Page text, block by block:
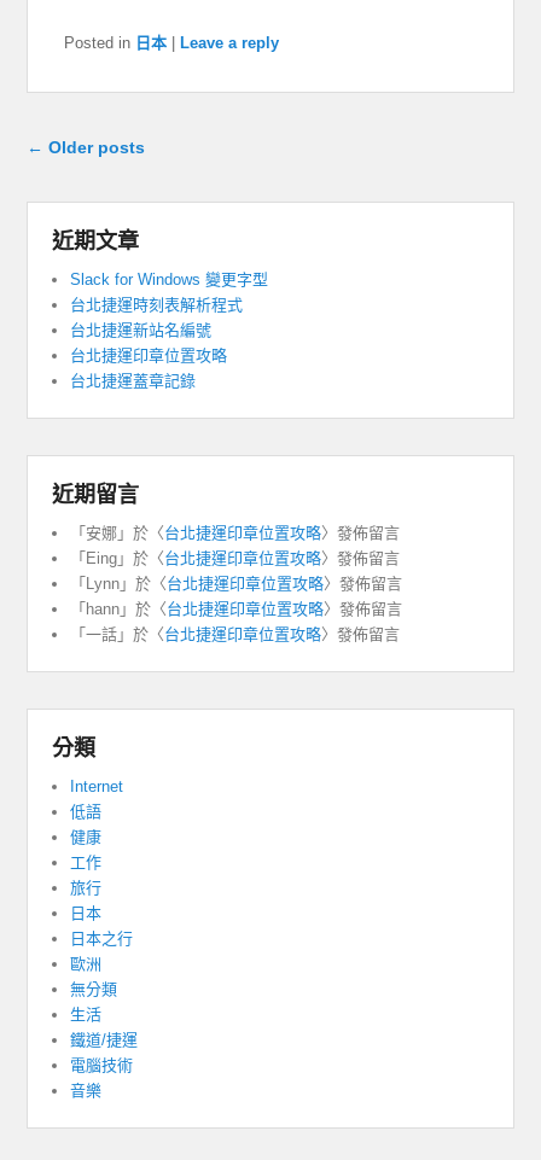
Posted in 日本 Leave a reply
Post navigation
← Older posts
近期文章
Slack for Windows 變更字型
台北捷運時刻表解析程式
台北捷運新站名編號
台北捷運印章位置攻略
台北捷運蓋章記錄
近期留言
「 安娜 」於〈台北捷運印章位置攻略〉發佈留言
「 Eing 」於〈台北捷運印章位置攻略〉發佈留言
「
Lynn 」於〈台北捷運印章位置攻略〉發佈留言
「 hann 」於〈台北捷運印章位置攻略〉發佈留言
「一話 」於〈台北捷運印章位置攻略〉發佈留言
分類
Internet
低語
健康
工作
旅行
日本
日本之行
歐洲
無分類
生活
鐵道/捷運
電腦技術
音樂